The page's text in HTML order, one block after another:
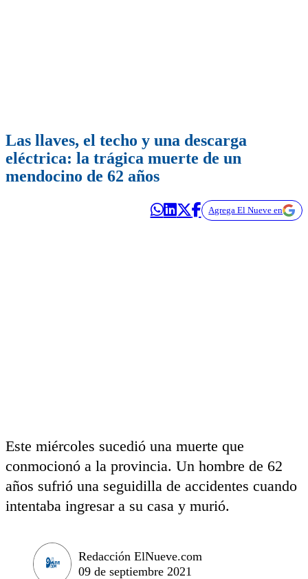
Las llaves, el techo y una descarga
eléctrica: la trágica muerte de un
mendocino de 62 años
Agrega El Nueve en
Este miércoles sucedió una muerte que
conmocionó a la provincia. Un hombre de 62
años sufrió una seguidilla de accidentes cuando
intentaba ingresar a su casa y murió.
Redacción ElNueve.com
09 de septiembre 2021